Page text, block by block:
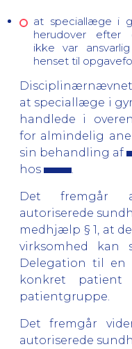
at speciallæge i
herudover efter
ikke var
henset til
at speciallæge i
handlede i
for almindelig
sin behandling af
hos
.
Det fremgår
autoriserede
medhjælp § 1, at
virksomhed kan
Delegation til
konkret
patientgruppe.
Det fremgår
autoriserede